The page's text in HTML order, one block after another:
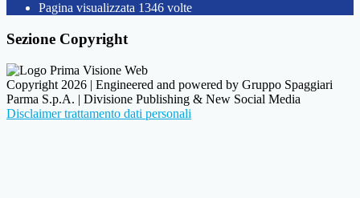
Pagina visualizzata 1346 volte
Sezione Copyright
Copyright 2026 | Engineered and powered by Gruppo Spaggiari
Parma S.p.A. | Divisione Publishing & New Social Media
Disclaimer trattamento dati personali